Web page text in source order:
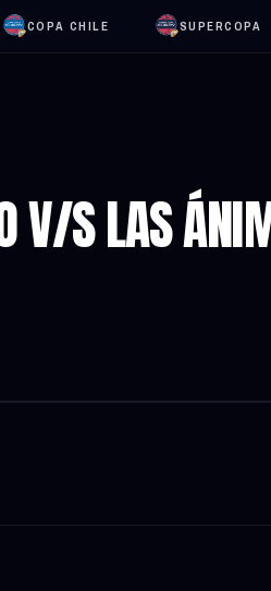
COPA CHILE SUPERCOPA
V/S LAS